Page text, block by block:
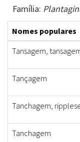
Família:
Nomes populares
Tansagem,
Tançagem
Tanchagem,
Tanchagem